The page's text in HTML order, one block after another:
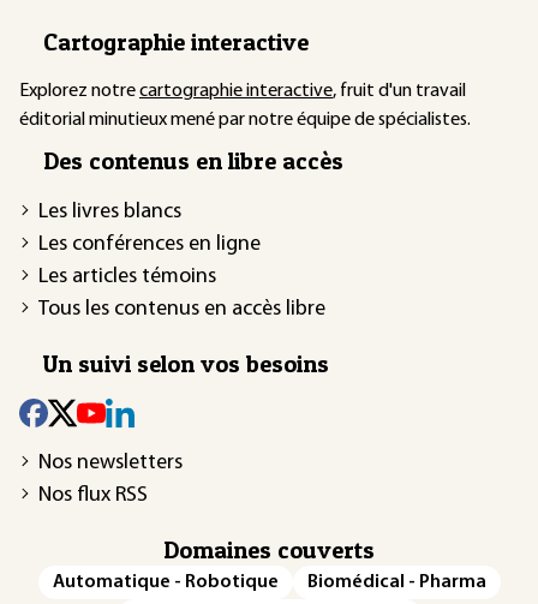
Cartographie interactive
Explorez notrecartographie interactive, fruit d'un travail
éditorial minutieux mené par notre équipe de spécialistes.
Des contenus en libre accès
Les livres blancs
Les conférences en ligne
Les articles témoins
Tous les contenus en accès libre
Un suivi selon vos besoins
Nos newsletters
Nos flux RSS
Domaines couverts
Automatique - Robotique
Biomédical - Pharma